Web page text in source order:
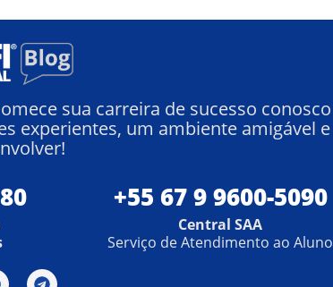
sua carreira de sucesso conosco
experientes, um ambiente amigável e
+55 67 9 9600-5090
Central SAA
Serviço de Atendimento ao Aluno